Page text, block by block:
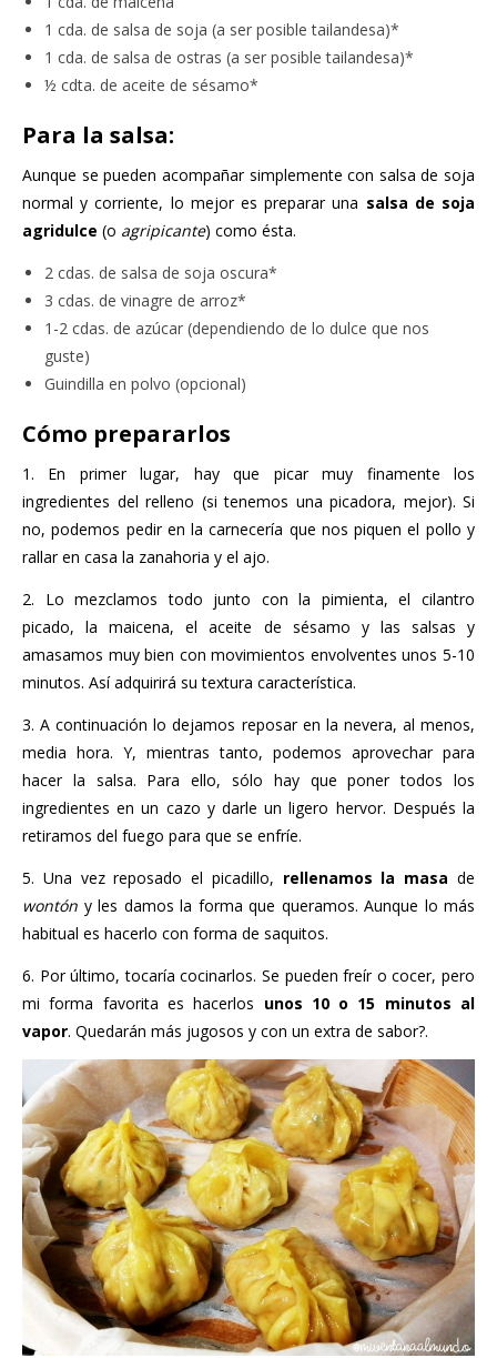
1 cda. de salsa de soja (a ser posible tailandesa)*
1 cda. de salsa de ostras (a ser posible tailandesa)*
½ cdta. de aceite de sésamo*
Para la salsa:
Aunque se pueden acompañar simplemente con salsa de soja
normal y corriente, lo mejor es preparar una salsa de soja
agridulce (o agripicante) como ésta.
2 cdas. de salsa de soja oscura*
3 cdas. de vinagre de arroz*
1-2 cdas. de azúcar (dependiendo de lo dulce que nos
guste)
Guindilla en polvo (opcional)
Cómo prepararlos
1. En primer lugar, hay que picar muy finamente los
ingredientes del relleno (si tenemos una picadora, mejor). Si
no, podemos pedir en la carnecería que nos piquen el pollo y
rallar en casa la zanahoria y el ajo.
2. Lo mezclamos todo junto con la pimienta, el cilantro
picado, la maicena, el aceite de sésamo y las salsas y
amasamos muy bien con movimientos envolventes unos 5-10
minutos. Así adquirirá su textura característica.
3. A continuación lo dejamos reposar en la nevera, al menos,
media hora. Y, mientras tanto, podemos aprovechar para
hacer la salsa. Para ello, sólo hay que poner todos los
ingredientes en un cazo y darle un ligero hervor. Después la
retiramos del fuego para que se enfríe.
5. Una vez reposado el picadillo, rellenamos la masa de
wontón y les damos la forma que queramos. Aunque lo más
habitual es hacerlo con forma de saquitos.
6. Por último, tocaría cocinarlos. Se pueden freír o cocer, pero
mi forma favorita es hacerlos unos 10 o 15 minutos al
vapor. Quedarán más jugosos y con un extra de sabor?.